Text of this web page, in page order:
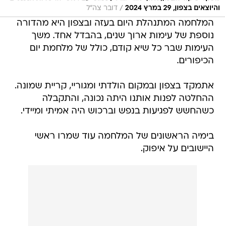
והיוצאים בצפון, 29 במרץ 2024
/ דובר צה"ל
המלחמה המתנהלת היום בעזה ובצפון היא מהדורה
נוספת של עימות ארוך שנים, בהבדל אחד. משך
העימות שבר כל שיא קודם, כולל של מלחמת יום
הכיפורים.
אתמקד בצפון ובמקום הולדתי ומגוריי, קריית שמונה.
ההחלטה לפנות אותנו היתה נכונה, והתקבלה
כשהחשש לפגיעות בנפש וברכוש היה אמיתי ומיידי.
בימיה הראשונים של המלחמה עוד שמרו ראשי
היישובים על איפוק.